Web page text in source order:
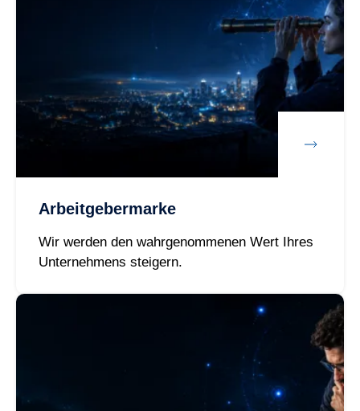
Arbeitgebermarke
Wir werden den wahrgenommenen Wert Ihres
Unternehmens steigern.